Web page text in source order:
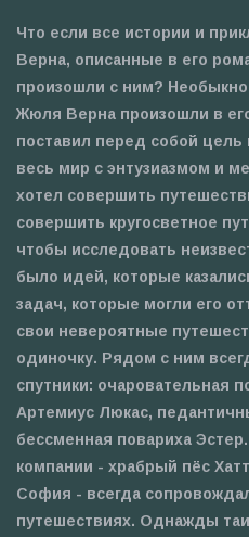
Что если все истории и
Верна, описанные в его
произошли с ним?
Жюля Верна произошли в
поставил перед собой
весь мир с энтузиазмом и
хотел совершить
совершить кругосветное
чтобы исследовать
было идей, которые
задач, которые могли его
свои невероятные
одиночку. Рядом с ним
спутники: очаровательная
Артемиус Люкас,
бессменная повариха
компании - храбрый пёс
София - всегда
путешествиях. Однажды